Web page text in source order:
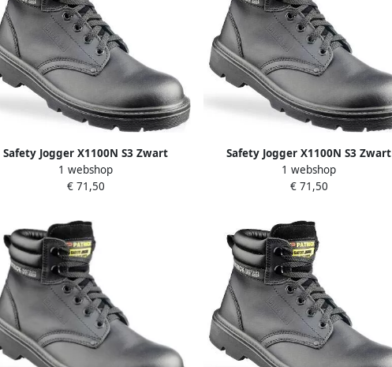
Safety Jogger X1100N S3 Zwart
11.118.022.46
1 webshop
€ 71,50
Safety Jogger X1100N S3 Zwart
11.118.022.41
1 webshop
€ 71,50